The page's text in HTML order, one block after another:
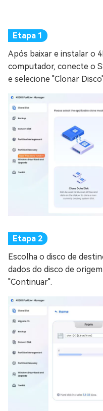
Após baixar e instalar o
computador, conecte o
e selecione "Clonar
Escolha o disco de
dados do disco de
"Continuar".